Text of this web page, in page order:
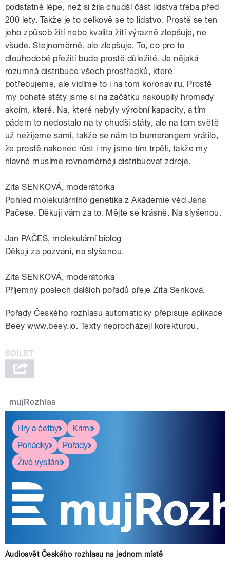
podstatně lépe, než si žila chudší část lidstva třeba před
200 lety. Takže je to celkově se to lidstvo. Prostě se ten
jeho způsob žití nebo kvalita žití výrazně zlepšuje, ne
všude. Stejnoměrně, ale zlepšuje. To, co pro to
dlouhodobé přežití bude prostě důležité. Je nějaká
rozumná distribuce všech prostředků, které
potřebujeme, ale vidíme to i na tom koronaviru. Prostě
my bohaté státy jsme si na začátku nakoupily hromady
akcím, které. Na, které nebyly výrobní kapacity, a tím
pádem to nedostalo na ty chudší státy, ale na tom světě
už nežijeme sami, takže se nám to bumerangem vrátilo,
že prostě nakonec růst i my jsme tím trpěli, takže my
hlavně musíme rovnoměrněji distribuovat zdroje.
Zita SENKOVÁ, moderátorka
Pohled molekulárního genetika z Akademie věd Jana
Pačese. Děkuji vám za to. Mějte se krásně. Na slyšenou.
Jan PAČES, molekulární biolog
Děkuji za pozvání, na slyšenou.
Zita SENKOVÁ, moderátorka
Příjemný poslech dalších pořadů přeje Zita Senková.
Pořady Českého rozhlasu automaticky přepisuje aplikace
Beey www.beey.io. Texty neprocházejí korekturou.
mujRozhlas
Hry a četby
Krimi
Pohádky
Pořady
Živé vysílání
Audiosvět Českého rozhlasu na jednom místě